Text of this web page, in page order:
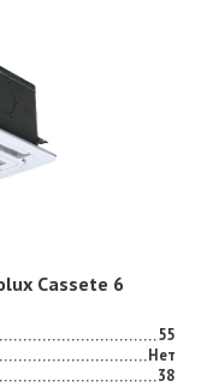
Cassete 6
55
Нет
38